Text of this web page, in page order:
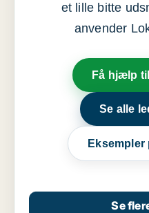
et lille bitte
anvender
Få hjælp
Se alle
Se